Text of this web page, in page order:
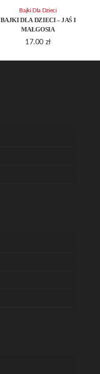
BAJKI DLA DZIECI – JAŚ I
MAŁGOSIA
17.00 zł
Bajki Dla Dzieci